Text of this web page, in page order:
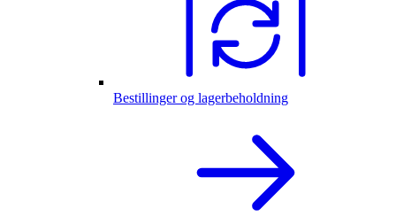
Bestillinger og lagerbeholdning